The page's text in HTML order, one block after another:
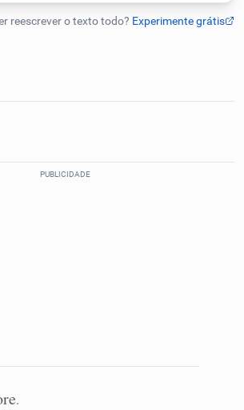
IA
.